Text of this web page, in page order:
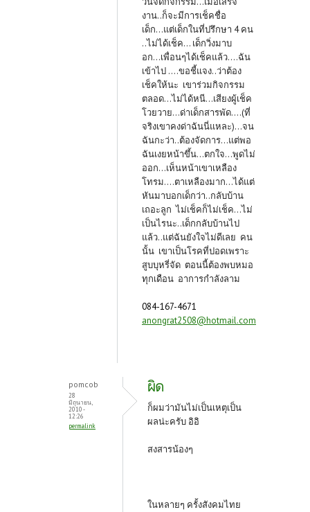
งาน..ก็จะมีการเช็คชื่อ
เด็ก...แต่เด็กในที่ปรึกษา 4 คน
..ไม่ได้เช็ค... เด็กวิ่งมาบ
อก...เพื่อนๆได้เช็คแล้ว....ฉัน
เข้าไป ....ขอชี้แจง..ว่าต้อง
เช็คให้นะ เขาร่วมกิจกรรม
ตลอด...ไม่ได้หนี...เสียงผู้เช็ค
โวยวาย...ด่าเด็กสารพัด....(ที่
จริงเขาคงด่าฉันนี่แหละ)...จน
ฉันกะว่า..ต้องจัดการ...แต่พอ
ฉันเงยหน้าขึ้น...ตกใจ...พูดไม่
ออก...เห็นหน้าเขาเหลือง
โทรม....ตาเหลืองมาก...ได้แต่
หันมาบอกเด็กว่า..กลับบ้าน
เถอะลูก ไม่เช็คก็ไม่เช็ค...ไม่
เป็นไรนะ..เด็กกลับบ้านไป
แล้ว..แต่ฉันยังใจไม่ดีเลย คน
นั้น เขาเป็นโรคที่ปอดเพราะ
สูบบุหรี่จัด ตอนนี้ต้องพบหมอ
ทุกเดือน อาการกำลังลาม
084-167-4671
anongrat2508@hotmail.com
pomcob
28
มิถุนายน,
2010 -
12:26
permalink
ผิด
ก็ผมว่ามันไม่เป็นเหตุเป็น
ผลน่ะครับ อิอิ
สงสารน้องๆ
ในหลายๆ ครั้งสังคมไทย